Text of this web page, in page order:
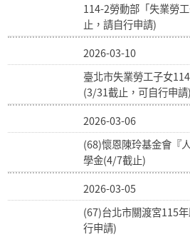
114-2勞動部「失業勞
止，請自行申請)
2026-03-10
臺北市失業勞工子女
(3/31截止，可自行申請)
2026-03-06
(68)懷恩陳玲基金會『
學金(4/7截止)
2026-03-05
(67)台北市關渡宮115
行申請)